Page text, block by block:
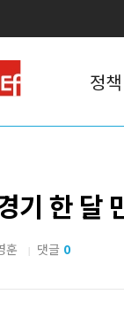
정책
기 한 달
훈 | 댓글 0